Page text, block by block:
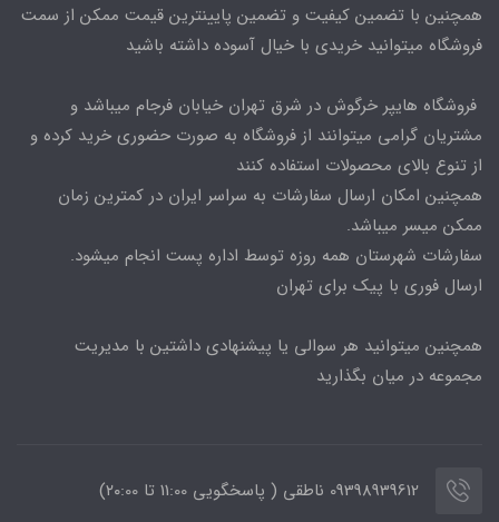
همچنین با تضمین کیفیت و تضمین پایینترین قیمت ممکن از سمت
فروشگاه میتوانید خریدی با خیال آسوده داشته باشید
فروشگاه هایپر خرگوش در شرق تهران خیابان فرجام میباشد و
مشتریان گرامی میتوانند از فروشگاه به صورت حضوری خرید کرده و
از تنوع بالای محصولات استفاده کنند
همچنین امکان ارسال سفارشات به سراسر ایران در کمترین زمان
ممکن میسر میباشد.
سفارشات شهرستان همه روزه توسط اداره پست انجام میشود.
ارسال فوری با پیک برای تهران
همچنین میتوانید هر سوالی یا پیشنهادی داشتین با مدیریت
مجموعه در میان بگذارید
09398939612 ناطقی ( پاسخگویی 11:00 تا ۲۰:00)